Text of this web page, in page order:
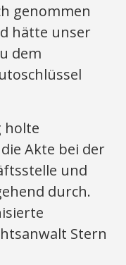
genommen
hätte unser
dem
holte
Akte bei der
und
durch.
Stern